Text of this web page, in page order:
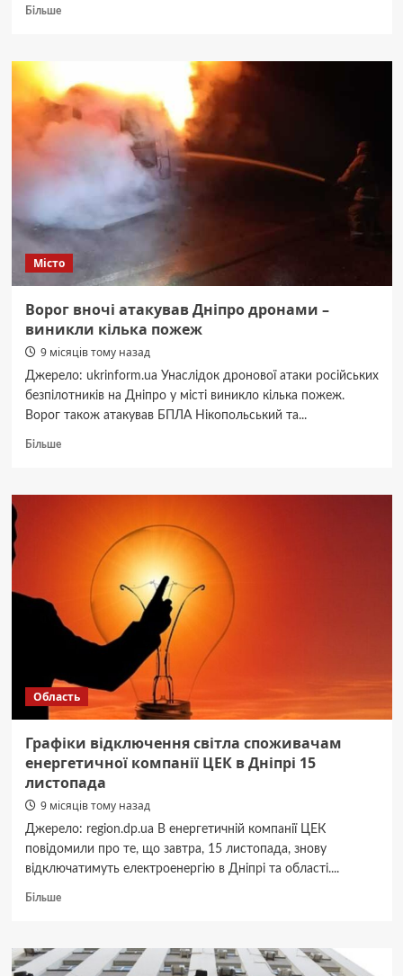
БільшеДокладніше
Новий
рік
у
Ідеї
дарують
Місто
Ворог вночі атакував Дніпро дронами –
виникли кілька пожеж
9 місяців тому назад
Джерело: ukrinform.ua Унаслідок дронової атаки російських
безпілотників на Дніпро у місті виникло кілька пожеж.
Ворог також атакував БПЛА Нікопольський та...
БільшеДокладніше
вночі
виникли
пожеж
Область
Графіки відключення світла споживачам
енергетичної компанії ЦЕК в Дніпрі 15
листопада
9 місяців тому назад
Джерело: region.dp.ua В енергетичній компанії ЦЕК
повідомили про те, що завтра, 15 листопада, знову
відключатимуть електроенергію в Дніпрі та області....
БільшеДокладніше
відключення
світла